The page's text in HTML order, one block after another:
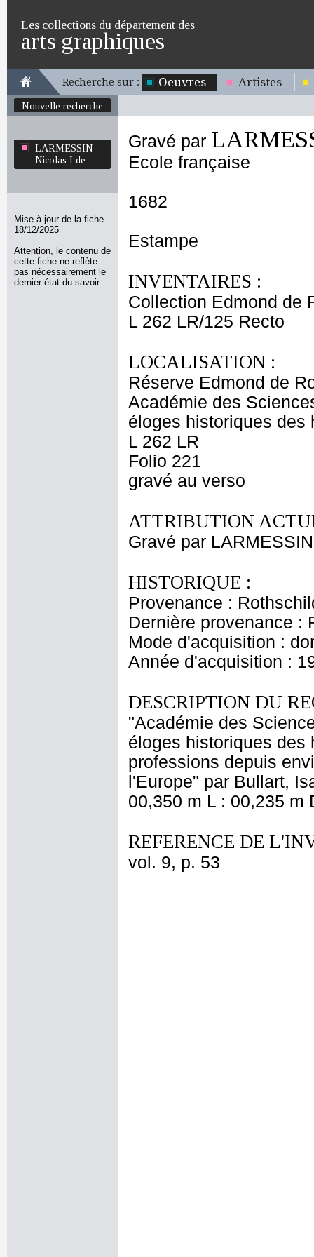
Les collections du département des
arts graphiques
Recherche sur : Oeuvres Artistes
Nouvelle recherche
LARMESSIN
Nicolas I de
Mise à jour de la fiche
18/12/2025
Attention, le contenu de
cette fiche ne reflète
pas nécessairement le
dernier état du savoir.
Gravé par
Ecole française
1682
Estampe
INVENTAIRES :
Collection Edmond de
L 262 LR/125 Recto
LOCALISATION :
Réserve Edmond de
Académie des
éloges historiques des
L 262 LR
Folio 221
gravé au verso
ATTRIBUTION
Gravé par
HISTORIQUE :
Provenance :
Dernière provenance :
Mode d'acquisition :
Année d'acquisition :
DESCRIPTION DU
"Académie des
éloges historiques des
professions depuis
l'Europe" par Bullart,
00,350 m L : 00,235 m
REFERENCE DE
vol. 9, p. 53